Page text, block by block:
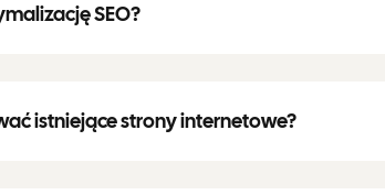
SEO?
istniejące strony internetowe?